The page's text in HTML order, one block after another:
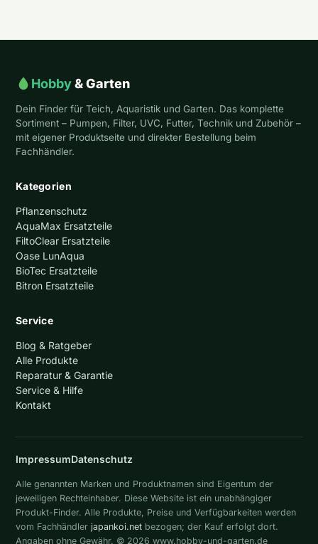
Hobby& Garten
Dein Finder für Teich, Aquaristik und Garten. Das komplette
Sortiment – Pumpen, Filter, UVC, Futter, Technik und Zubehör –
mit eigener Produktseite und direkter Bestellung beim
Fachhändler.
Kategorien
Pflanzenschutz
AquaMax Ersatzteile
FiltoClear Ersatzteile
Oase LunAqua
BioTec Ersatzteile
Bitron Ersatzteile
Service
Blog & Ratgeber
Alle Produkte
Reparatur & Garantie
Service & Hilfe
Kontakt
ImpressumDatenschutz
Alle genannten Marken und Produktnamen sind Eigentum der
jeweiligen Rechteinhaber. Diese Website ist ein unabhängiger
Produkt-Finder. Alle Produkte, Preise und Verfügbarkeiten werden
vom Fachhändler japankoi.net bezogen; der Kauf erfolgt dort.
Angaben ohne Gewähr. © 2026 www.hobby-und-garten.de